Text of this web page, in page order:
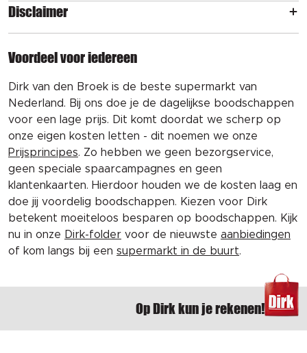
Disclaimer
Voordeel voor iedereen
Dirk van den Broek is de beste supermarkt van
Nederland. Bij ons doe je de dagelijkse boodschappen
voor een lage prijs. Dit komt doordat we scherp op
onze eigen kosten letten - dit noemen we onze
Prijsprincipes. Zo hebben we geen bezorgservice,
geen speciale spaarcampagnes en geen
klantenkaarten. Hierdoor houden we de kosten laag en
doe jij voordelig boodschappen. Kiezen voor Dirk
betekent moeiteloos besparen op boodschappen. Kijk
nu in onze Dirk-folder voor de nieuwste aanbiedingen
of kom langs bij een supermarkt in de buurt.
Op Dirk kun je rekenen!